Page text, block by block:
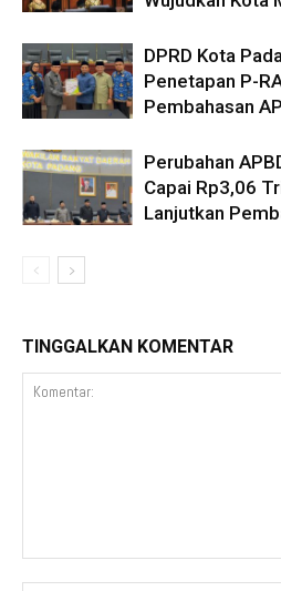
DPRD Kota
Penetapan P-
Pembahasan
Perubahan
Capai Rp3,06
Lanjutkan
TINGGALKAN KOMENTAR